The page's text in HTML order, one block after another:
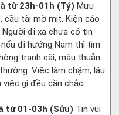
từ 23h-01h (Tý) Mưu
cầu tài mờ mịt. Kiện cáo
đi xa chưa có tin
đi hướng Nam thì tìm
tranh cãi, mâu thuẫn
Việc làm chậm, lâu
gì đều cần chắc
từ 01-03h (Sửu) Tin vui